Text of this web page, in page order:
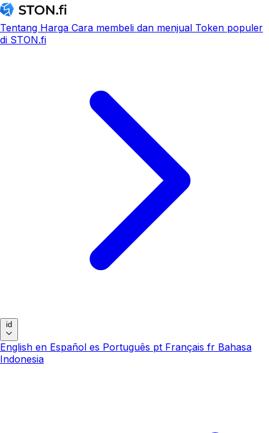
Tentang Harga Cara membeli dan menjual Token populer
di STON.fi
id
English en Español es Português pt Français fr Bahasa
Indonesia